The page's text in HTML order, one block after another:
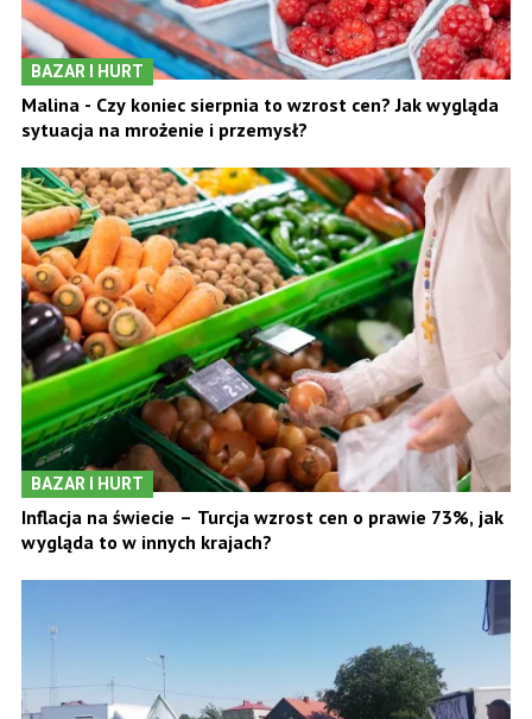
BAZAR I HURT
Malina - Czy koniec sierpnia to wzrost cen? Jak wygląda
sytuacja na mrożenie i przemysł?
BAZAR I HURT
Inflacja na świecie – Turcja wzrost cen o prawie 73%, jak
wygląda to w innych krajach?